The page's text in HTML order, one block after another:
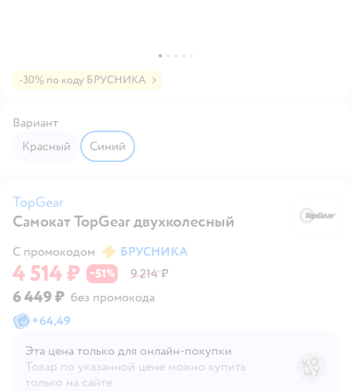
-30% по коду БРУСНИКА
Вариант
Красный
Синий
TopGear
Самокат TopGear двухколесный
С промокодом
БРУСНИКА
4 514 ₽ −51% 9 214 ₽
6 449 ₽ без промокода
+64,49
Эта цена только для онлайн‑покупки
Товар по указанной цене можно купить
только на сайте